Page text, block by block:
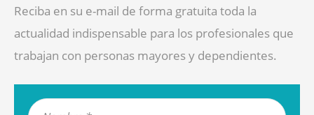
Reciba en su e-mail de forma gratuita toda la
actualidad indispensable para los profesionales que
trabajan con personas mayores y dependientes.